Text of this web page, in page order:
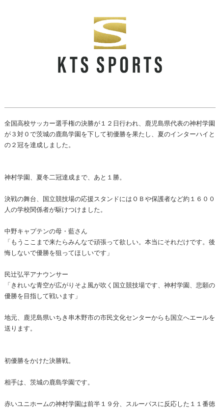
全国高校サッカー選手権の決勝が１２日行われ、鹿児島県代表の神村学園
が３対０で茨城の鹿島学園を下して初優勝を果たし、夏のインターハイと
の２冠を達成しました。
神村学園、夏冬二冠達成まで、あと１勝。
決戦の舞台、国立競技場の応援スタンドにはＯＢや保護者など約１６００
人の学校関係者が駆けつけました。
中野キャプテンの母・藍さん
「もうここまで来たらみんなで頑張って欲しい。本当にそれだけです。後
悔しないで優勝を狙ってほしいです」
民辻弘平アナウンサー
「きれいな青空が広がりそよ風が吹く国立競技場です、神村学園、悲願の
優勝を目指して戦います」
地元、鹿児島県いちき串木野市の市民文化センターからも国立へエールを
送ります。
初優勝をかけた決勝戦。
相手は、茨城の鹿島学園です。
赤いユニホームの神村学園は前半１９分、スルーパスに反応した１１番徳